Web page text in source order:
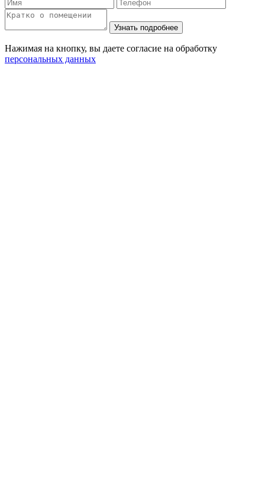
Нажимая на кнопку, вы даете согласие на обработку
персональных данных